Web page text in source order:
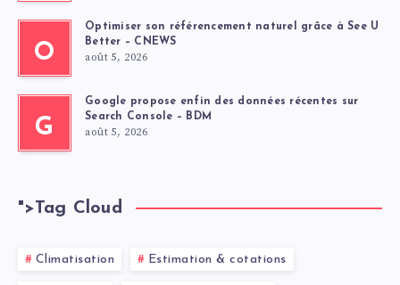
O
Optimiser son référencement naturel grâce à See U
Better – CNEWS
août 5, 2026
G
Google propose enfin des données récentes sur
Search Console – BDM
août 5, 2026
">Tag Cloud
Climatisation Estimation & cotations